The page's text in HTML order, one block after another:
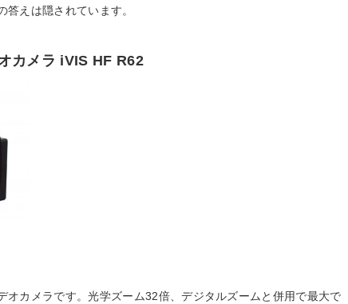
えは隠されています。
カメラ iVIS HF R62
オカメラです。光学ズーム32倍、デジタルズームと併用で最大で